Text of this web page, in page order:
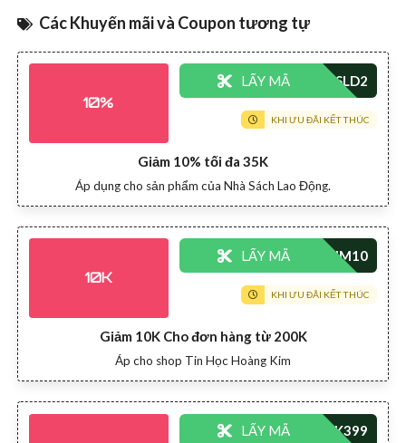
Các Khuyến mãi và Coupon tương tự
10%
Giảm 10% tối đa 35K
Áp dụng cho sản phẩm của Nhà Sách Lao Động.
LẤY MÃ
KHI ƯU ĐÃI KẾT THÚC
10K
Giảm 10K Cho đơn hàng từ 200K
Áp cho shop Tin Học Hoàng Kim
LẤY MÃ
KHI ƯU ĐÃI KẾT THÚC
LẤY MÃ